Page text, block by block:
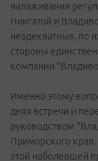
налаживания
Ниигатой и
неадекватных, по
стороны
компании
Именно этому
днях встречи и
руководством
Приморского
этой наболевшей